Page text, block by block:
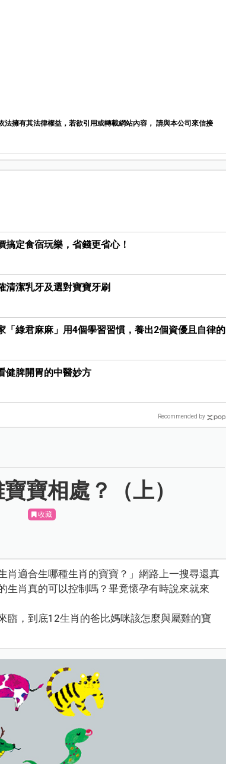
擁有其法律權益，若欲引用或轉載網站內容， 請與本公司來信接
定食宿玩樂，省錢更省心！
清潔乳牙及選對寶寶牙刷
「綠君麻麻」用4個學習習慣，養出2個資優且自律的
健脾開胃的中醫妙方
Recommended by
寶相處？（上）
收藏
肖適合生哪種生肖的寶寶？」網路上一搜尋還真
生肖真的可以控制嗎？畢竟懷孕有時說來就來
臨，到底12生肖的爸比媽咪該怎麼與屬雞的寶